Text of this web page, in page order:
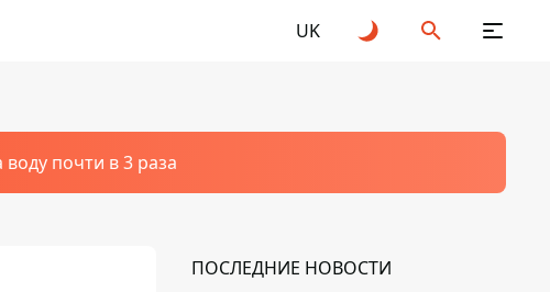
UK
почти в 3 раза
ПОСЛЕДНИЕ НОВОСТИ